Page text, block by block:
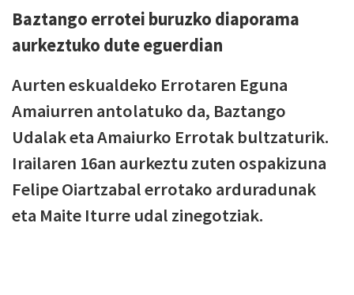
Baztango errotei buruzko diaporama
aurkeztuko dute eguerdian
Aurten eskualdeko Errotaren Eguna
Amaiurren antolatuko da, Baztango
Udalak eta Amaiurko Errotak bultzaturik.
Irailaren 16an aurkeztu zuten ospakizuna
Felipe Oiartzabal errotako arduradunak
eta Maite Iturre udal zinegotziak.